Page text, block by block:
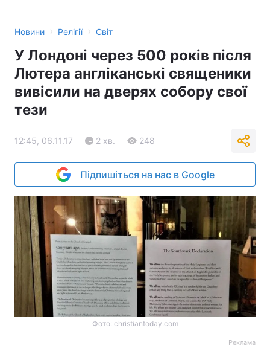
Новини › Релігії › Світ
У Лондоні через 500 років після
Лютера англіканські священики
вивісили на дверях собору свої
тези
12:45, 06.11.17 2 хв. 248
Підпишіться на нас в Google
Фото: christiantoday.com
Реклама